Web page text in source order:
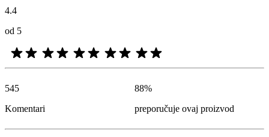
4.4
od 5
545
Komentari
88%
preporučuje ovaj proizvod